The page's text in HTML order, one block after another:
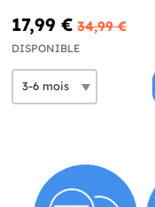
17,99 € 34,99 €
DISPONIBLE